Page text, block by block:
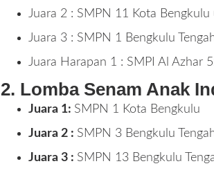
Juara 2 : SMPN 11 Kota Bengkulu
Juara 3 : SMPN 1 Bengkulu
Juara Harapan 1 : SMPI Al Azhar
2. Lomba Senam Anak
Juara 1: SMPN 1 Kota Bengkulu
Juara 2 : SMPN 3 Bengkulu
Juara 3 : SMPN 13 Bengkulu